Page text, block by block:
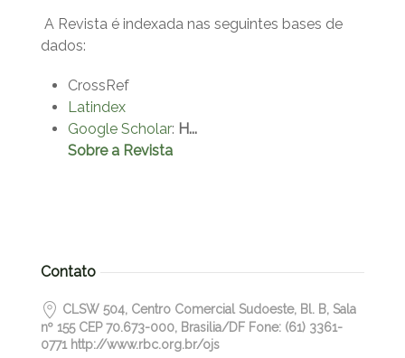
A Revista é indexada nas seguintes bases de
dados:
CrossRef
Latindex
Google Scholar: H...
Sobre a Revista
Contato
CLSW 504, Centro Comercial Sudoeste, Bl. B, Sala
nº 155 CEP 70.673-000, Brasilia/DF Fone: (61) 3361-
0771 http://www.rbc.org.br/ojs